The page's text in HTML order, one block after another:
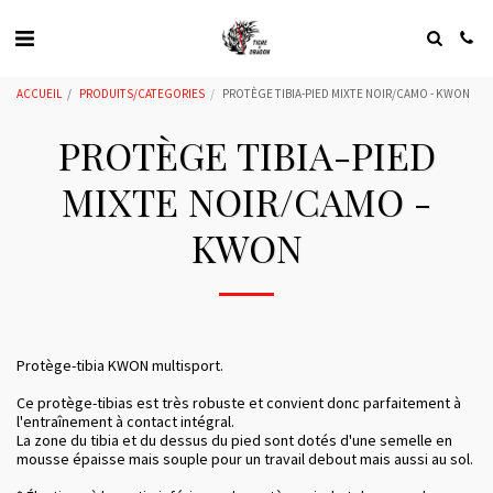
ACCUEIL PRODUITS/CATEGORIES PROTÈGE TIBIA-PIED MIXTE NOIR/CAMO - KWON
PROTÈGE TIBIA-PIED
MIXTE NOIR/CAMO -
KWON
Protège-tibia KWON multisport.
Ce protège-tibias est très robuste et convient donc parfaitement à
l'entraînement à contact intégral.
La zone du tibia et du dessus du pied sont dotés d'une semelle en
mousse épaisse mais souple pour un travail debout mais aussi au sol.